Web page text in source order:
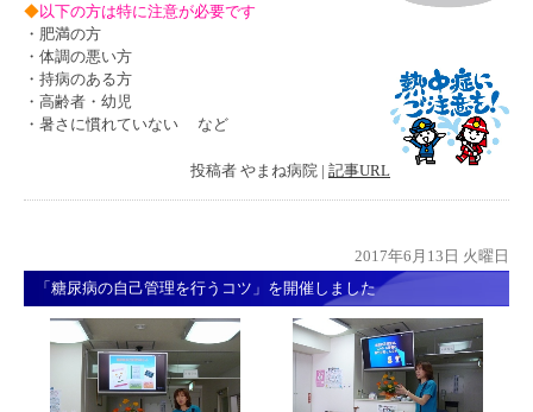
◆以下の方は特に注意が必要です
・肥満の方
・体調の悪い方
・持病のある方
・高齢者・幼児
・暑さに慣れていない など
投稿者 やまね病院 | 記事URL
2017年6月13日 火曜日
「糖尿病の自己管理を行うコツ」を開催しました